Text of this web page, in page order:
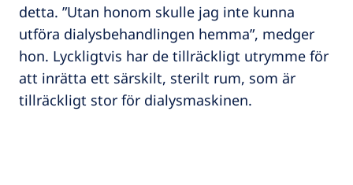
detta. ”Utan honom skulle jag inte kunna
utföra dialysbehandlingen hemma”, medger
hon. Lyckligtvis har de tillräckligt utrymme för
att inrätta ett särskilt, sterilt rum, som är
tillräckligt stor för dialysmaskinen.